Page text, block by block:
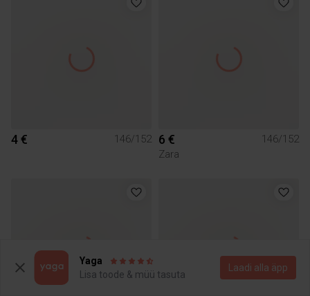
4 € 146/152 6 €
146/152
Zara
Yaga
Lisa toode & müü tasuta
Laadi alla äpp